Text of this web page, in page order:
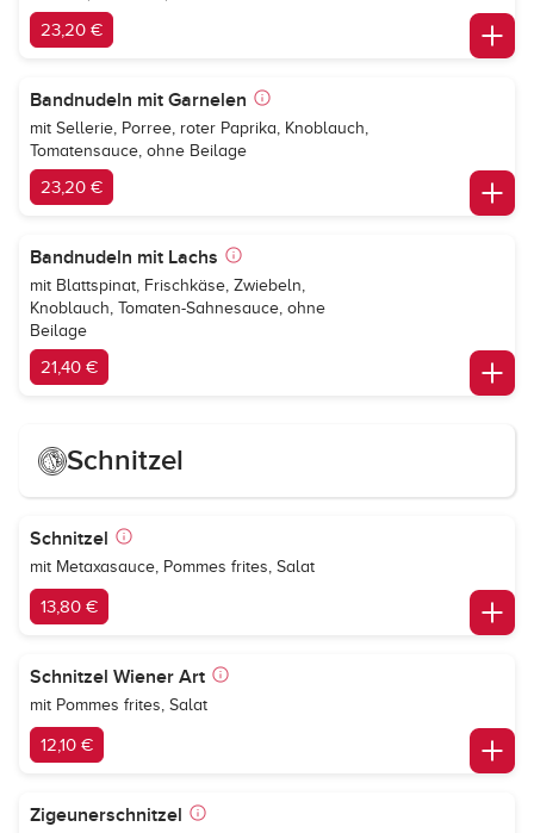
23,20 €
Bandnudeln mit Garnelen
mit Sellerie, Porree, roter Paprika, Knoblauch,
Tomatensauce, ohne Beilage
23,20 €
Bandnudeln mit Lachs
mit Blattspinat, Frischkäse, Zwiebeln,
Knoblauch, Tomaten-Sahnesauce, ohne
Beilage
21,40 €
Schnitzel
Schnitzel
mit Metaxasauce, Pommes frites, Salat
13,80 €
Schnitzel Wiener Art
mit Pommes frites, Salat
12,10 €
Zigeunerschnitzel